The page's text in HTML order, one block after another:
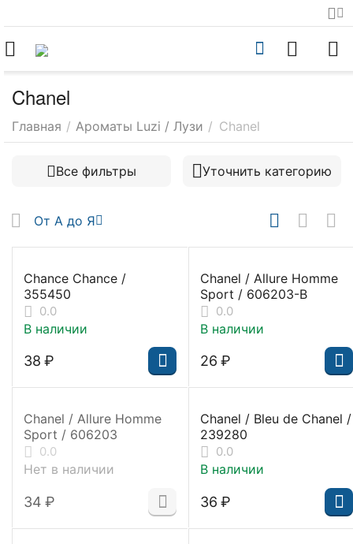
Chanel
Главная / Ароматы Luzi / Лузи / Chanel
Все фильтры Уточнить категорию
От А до Я
Chance Chance /
355450
0.0
В наличии
‍38‍ ₽
Chanel / Allure Homme
Sport / 606203-B
0.0
В наличии
‍26‍ ₽
Chanel / Allure Homme
Sport / 606203
0.0
Нет в наличии
‍34‍ ₽
Chanel / Bleu de Chanel /
239280
0.0
В наличии
‍36‍ ₽